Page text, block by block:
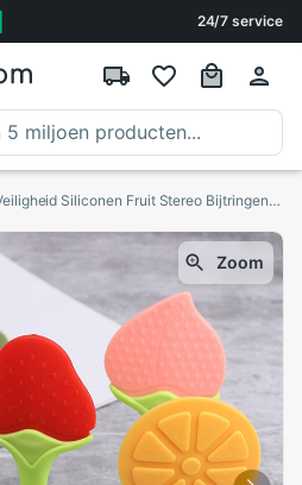
24/7 service
2Pcs Baby Bijtring Veiligheid Siliconen Fruit Stereo Bijtringen Voor Baby Infant Kids Kauwen Tand Speelgoed
Zoom